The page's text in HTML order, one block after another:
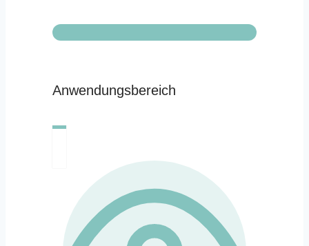
Anwendungsbereich